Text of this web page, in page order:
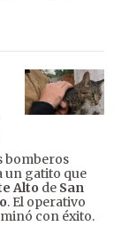
bomberos
un gatito que
Alto de San
. El operativo
con éxito.